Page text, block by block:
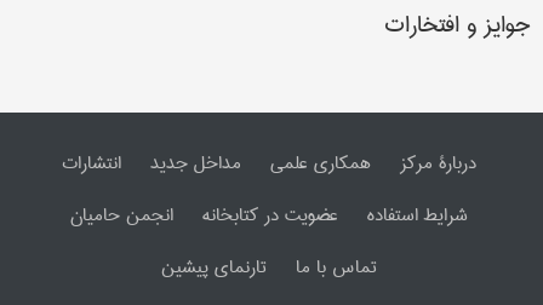
جوایز و افتخارات
دربارۀ مرکز همکاری علمی مداخل جدید
انتشارات
شرایط استفاده
عضویت در کتابخانه
انجمن حامیان
تماس با ما
تارنمای پیشین